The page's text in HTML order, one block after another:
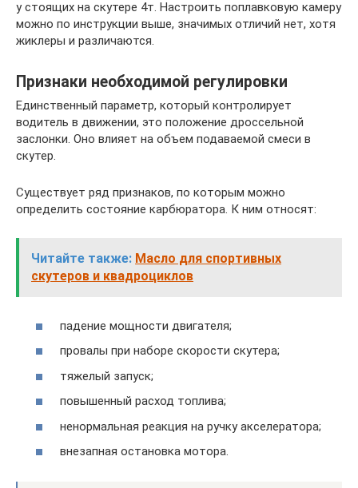
у стоящих на скутере 4т. Настроить поплавковую камеру
можно по инструкции выше, значимых отличий нет, хотя
жиклеры и различаются.
Признаки необходимой регулировки
Единственный параметр, который контролирует
водитель в движении, это положение дроссельной
заслонки. Оно влияет на объем подаваемой смеси в
скутер.
Существует ряд признаков, по которым можно
определить состояние карбюратора. К ним относят:
Читайте также: Масло для спортивных
скутеров и квадроциклов
падение мощности двигателя;
провалы при наборе скорости скутера;
тяжелый запуск;
повышенный расход топлива;
ненормальная реакция на ручку акселератора;
внезапная остановка мотора.